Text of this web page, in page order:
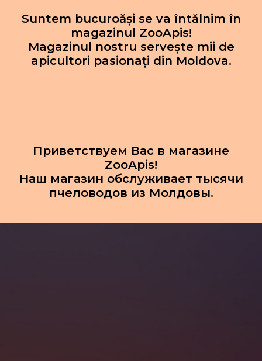
Suntem bucuroăși se va întălnim în
magazinul ZooApis!
Magazinul nostru servește mii de
apicultori pasionați din Moldova.
Приветствуем Вас в магазине
ZooApis!
Наш магазин обслуживает тысячи
пчеловодов из Молдовы.